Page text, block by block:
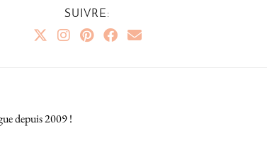
SUIVRE:
depuis 2009 !